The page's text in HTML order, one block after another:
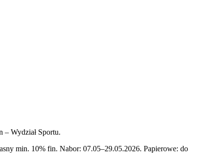
– Wydział Sportu.
min. 10% fin. Nabor: 07.05–29.05.2026. Papierowe: do